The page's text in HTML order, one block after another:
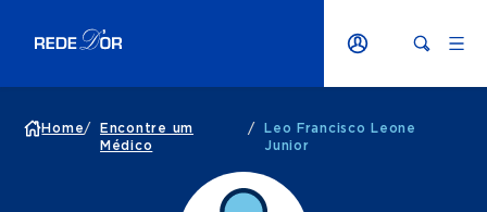
Home/
Encontre um
Médico
/
Leo Francisco Leone
Junior